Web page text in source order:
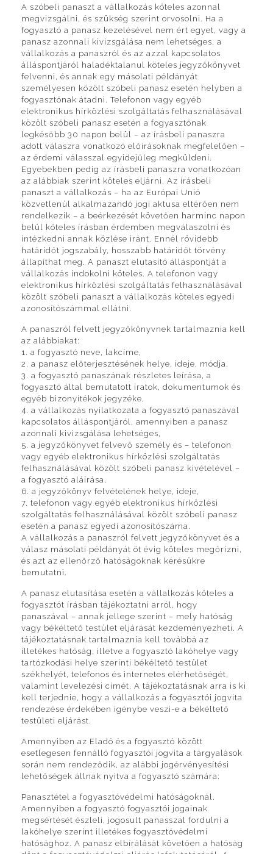
A szóbeli panaszt a vállalkozás köteles azonnal
megvizsgálni, és szükség szerint orvosolni. Ha a
fogyasztó a panasz kezelésével nem ért egyet, vagy a
panasz azonnali kivizsgálása nem lehetséges, a
vállalkozás a panaszról és az azzal kapcsolatos
álláspontjáról haladéktalanul köteles jegyzőkönyvet
felvenni, és annak egy másolati példányát
személyesen közölt szóbeli panasz esetén helyben a
fogyasztónak átadni. Telefonon vagy egyéb
elektronikus hírközlési szolgáltatás felhasználásával
közölt szóbeli panasz esetén a fogyasztónak
legkésőbb 30 napon belül – az írásbeli panaszra
adott válaszra vonatkozó előírásoknak megfelelően –
az érdemi válasszal egyidejűleg megküldeni.
Egyebekben pedig az írásbeli panaszra vonatkozóan
az alábbiak szerint köteles eljárni. Az írásbeli
panaszt a vállalkozás – ha az Európai Unió
közvetlenül alkalmazandó jogi aktusa eltérően nem
rendelkezik – a beérkezését követően harminc napon
belül köteles írásban érdemben megválaszolni és
intézkedni annak közlése iránt. Ennél rövidebb
határidőt jogszabály, hosszabb határidőt törvény
állapíthat meg. A panaszt elutasító álláspontját a
vállalkozás indokolni köteles. A telefonon vagy
elektronikus hírközlési szolgáltatás felhasználásával
közölt szóbeli panaszt a vállalkozás köteles egyedi
azonosítószámmal ellátni.
A panaszról felvett jegyzőkönyvnek tartalmaznia kell
az alábbiakat:
1. a fogyasztó neve, lakcíme,
2. a panasz előterjesztésének helye, ideje, módja,
3. a fogyasztó panaszának részletes leírása, a
fogyasztó által bemutatott iratok, dokumentumok és
egyéb bizonyítékok jegyzéke,
4. a vállalkozás nyilatkozata a fogyasztó panaszával
kapcsolatos álláspontjáról, amennyiben a panasz
azonnali kivizsgálása lehetséges,
5. a jegyzőkönyvet felvevő személy és – telefonon
vagy egyéb elektronikus hírközlési szolgáltatás
felhasználásával közölt szóbeli panasz kivételével –
a fogyasztó aláírása,
6. a jegyzőkönyv felvételének helye, ideje,
7. telefonon vagy egyéb elektronikus hírközlési
szolgáltatás felhasználásával közölt szóbeli panasz
esetén a panasz egyedi azonosítószáma.
A vállalkozás a panaszról felvett jegyzőkönyvet és a
válasz másolati példányát öt évig köteles megőrizni,
és azt az ellenőrző hatóságoknak kérésükre
bemutatni.
A panasz elutasítása esetén a vállalkozás köteles a
fogyasztót írásban tájékoztatni arról, hogy
panaszával – annak jellege szerint – mely hatóság
vagy békéltető testület eljárását kezdeményezheti. A
tájékoztatásnak tartalmaznia kell továbbá az
illetékes hatóság, illetve a fogyasztó lakóhelye vagy
tartózkodási helye szerinti békéltető testület
székhelyét, telefonos és internetes elérhetőségét,
valamint levelezési címét. A tájékoztatásnak arra is ki
kell terjednie, hogy a vállalkozás a fogyasztói jogvita
rendezése érdekében igénybe veszi-e a békéltető
testületi eljárást.
Amennyiben az Eladó és a fogyasztó között
esetlegesen fennálló fogyasztói jogvita a tárgyalások
során nem rendeződik, az alábbi jogérvényesítési
lehetőségek állnak nyitva a fogyasztó számára:
Panasztétel a fogyasztóvédelmi hatóságoknál.
Amennyiben a fogyasztó fogyasztói jogainak
megsértését észleli, jogosult panasszal fordulni a
lakóhelye szerint illetékes fogyasztóvédelmi
hatósághoz. A panasz elbírálását követően a hatóság